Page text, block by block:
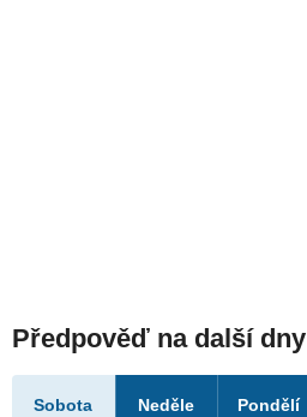
Předpověď na další dny
Sobota Neděle Pondělí